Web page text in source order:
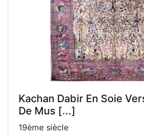
Kachan Dabir En Soie
De Mus [...]
19ème siècle